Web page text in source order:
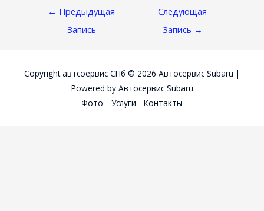
Навигация
Записям
← Предыдущая
Запись
Следующая
Запись →
Copyright автсоервис СПб © 2026 Автосервис Subaru |
Powered by Автосервис Subaru
Фото
Услуги Контакты